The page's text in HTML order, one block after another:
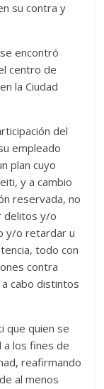
su contra y
encontró
centro de
la Ciudad
del
empleado
plan cuyo
y a cambio
reservada, no
delitos y/o
y/o retardar u
todo con
contra
cabo distintos
que quien se
a los fines de
reafirmando
al menos